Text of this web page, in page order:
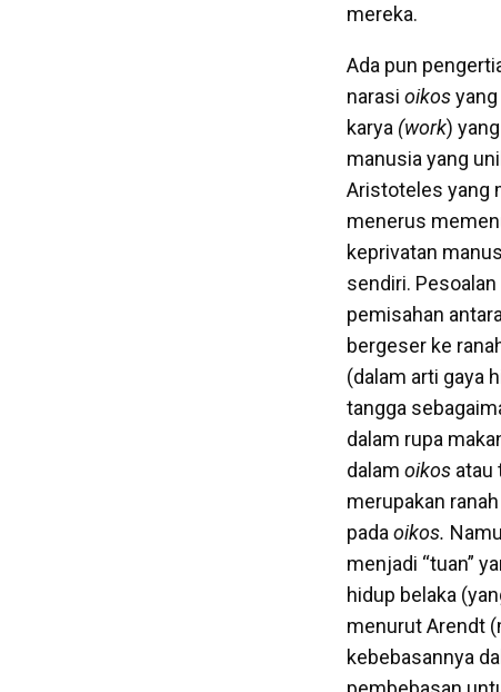
mereka.
Ada pun
narasi oikos
karya (work)
manusia yang
Aristoteles yang
menerus
keprivatan
sendiri.
pemisahan antara
bergeser ke
(dalam arti gaya
tangga
dalam rupa
dalam oikos atau
merupakan
pada oikos.
menjadi “tuan”
hidup belaka
menurut Arendt
kebebasannya